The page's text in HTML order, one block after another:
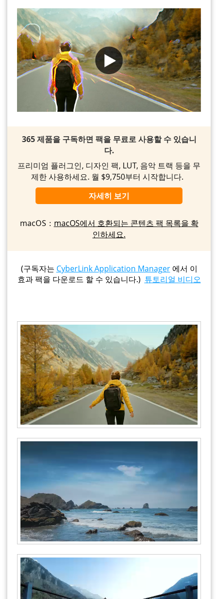
365 제품을 구독하면 팩을 무료로 사용할 수 있습니
다.
프리미엄 플러그인, 디자인 팩, LUT, 음악 트랙 등을 무
제한 사용하세요. 월 $9,750부터 시작합니다.
자세히 보기
macOS： macOS에서 호환되는 콘텐츠 팩 목록을 확
인하세요.
(구독자는 CyberLink Application Manager에서 이
효과 팩을 다운로드 할 수 있습니다.) 튜토리얼 비디오